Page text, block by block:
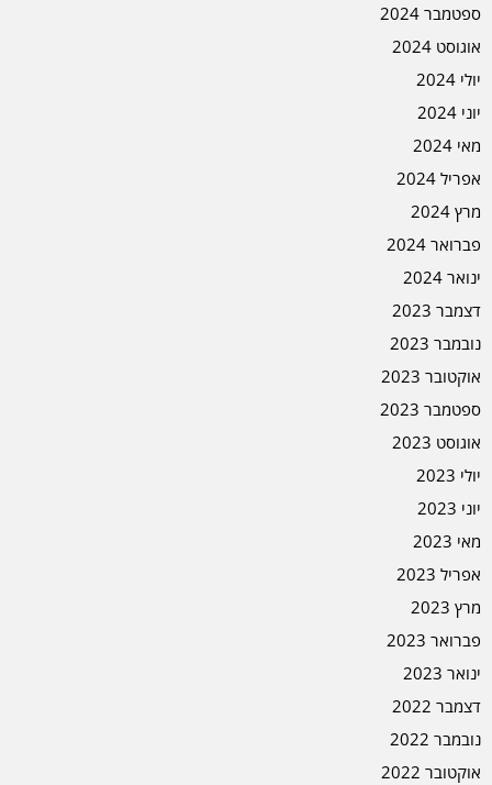
ספטמבר 2024
אוגוסט 2024
יולי 2024
יוני 2024
מאי 2024
אפריל 2024
מרץ 2024
פברואר 2024
ינואר 2024
דצמבר 2023
נובמבר 2023
אוקטובר 2023
ספטמבר 2023
אוגוסט 2023
יולי 2023
יוני 2023
מאי 2023
אפריל 2023
מרץ 2023
פברואר 2023
ינואר 2023
דצמבר 2022
נובמבר 2022
אוקטובר 2022